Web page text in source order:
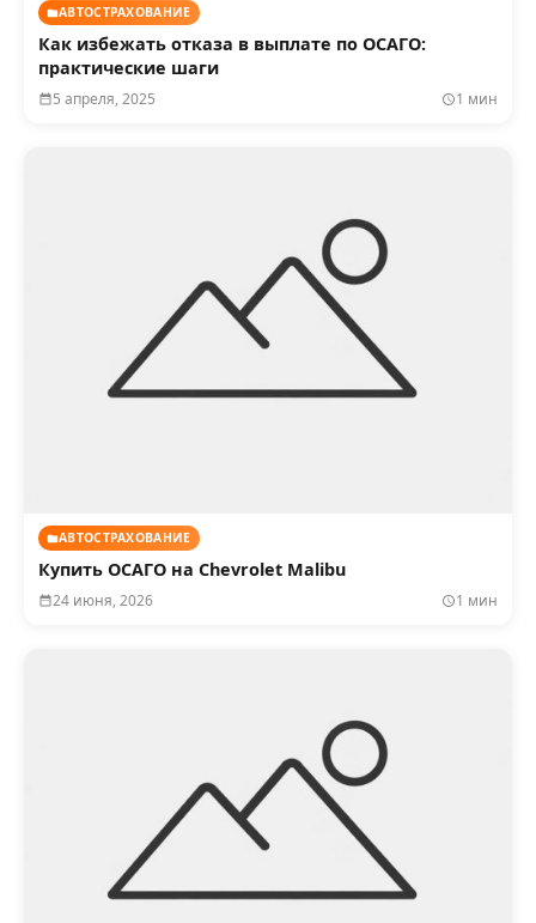
АВТОСТРАХОВАНИЕ
Как избежать отказа в выплате по ОСАГО:
практические шаги
5 апреля, 2025 1 мин
АВТОСТРАХОВАНИЕ
Купить ОСАГО на Chevrolet Malibu
24 июня, 2026 1 мин